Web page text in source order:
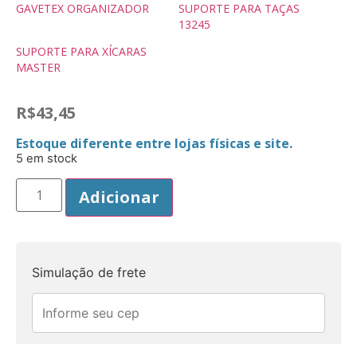
GAVETEX ORGANIZADOR
SUPORTE PARA TAÇAS
13245
SUPORTE PARA XÍCARAS
MASTER
R$43,45
Estoque diferente entre lojas físicas e site.
5 em stock
Adicionar
Simulação de frete